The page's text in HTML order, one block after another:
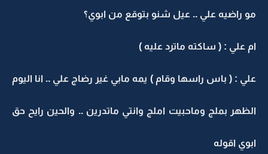
مو راضيه علي .. عيل شنو بتوقع من ابوي؟
ام علي : ( ساكته ماترد عليه )
علي : ( باس راسها وقام ) يمه مابي غير رضاج علي .. انا اليوم
الظهر بملج وماحبيت املج وانتي ماتدرين .. والحين رايح حق
ابوي اقوله